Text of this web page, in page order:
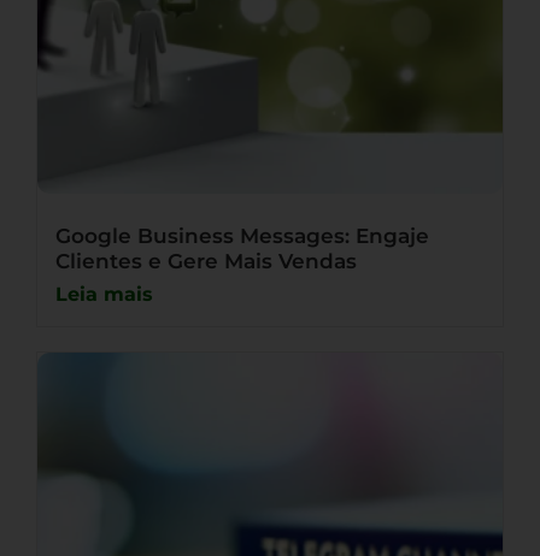
Google Business Messages: Engaje
Clientes e Gere Mais Vendas
Leia mais